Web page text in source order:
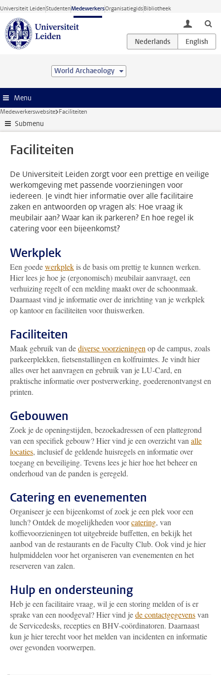
Ga direct naar de inhoud
Universiteit LeidenStudentenMedewerkersOrganisatiegidsBibliotheek
toggle
World Archaeology
Menu
Medewerkerswebsite Faciliteiten
Submenu
Faciliteiten
De Universiteit Leiden zorgt voor een prettige en veilige
werkomgeving met passende voorzieningen voor
iedereen. Je vindt hier informatie over alle facilitaire
zaken en antwoorden op vragen als: Hoe vraag ik
meubilair aan? Waar kan ik parkeren? En hoe regel ik
catering voor een bijeenkomst?
Werkplek
Een goedewerkplekis de basis om prettig te kunnen werken.
Hier lees je hoe je (ergonomisch) meubilair aanvraagt, een
verhuizing regelt of een melding maakt over de schoonmaak.
Daarnaast vind je informatie over de inrichting van je werkplek
op kantoor en faciliteiten voor thuiswerken.
Faciliteiten
Maak gebruik van dediverse voorzieningen op de campus, zoals
parkeerplekken, fietsenstallingen en kolfruimtes. Je vindt hier
alles over het aanvragen en gebruik van je LU-Card, en
praktische informatie over postverwerking, goederenontvangst en
printen.
Gebouwen
Zoek je de openingstijden, bezoekadressen of een plattegrond
van een specifiek gebouw? Hier vind je een overzicht van alle
locaties, inclusief de geldende huisregels en informatie over
toegang en beveiliging. Tevens lees je hier hoe het beheer en
onderhoud van de panden is geregeld.
Catering en evenementen
Organiseer je een bijeenkomst of zoek je een plek voor een
lunch? Ontdek de mogelijkheden voorcatering, van
koffievoorzieningen tot uitgebreide buffetten, en bekijk het
aanbod van de restaurants en de Faculty Club. Ook vind je hier
hulpmiddelen voor het organiseren van evenementen en het
reserveren van zalen.
Hulp en ondersteuning
Heb je een facilitaire vraag, wil je een storing melden of is er
sprake van een noodgeval? Hier vind jede contactgegevensvan
de Servicedesks, recepties en BHV-coördinatoren. Daarnaast
kun je hier terecht voor het melden van incidenten en informatie
over gevonden voorwerpen.